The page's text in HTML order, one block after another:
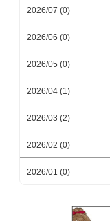
2026/07 (0)
2026/06 (0)
2026/05 (0)
2026/04 (1)
2026/03 (2)
2026/02 (0)
2026/01 (0)